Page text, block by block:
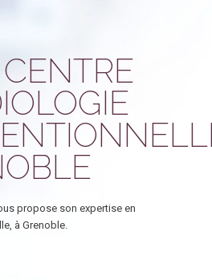
propose son expertise en
à Grenoble.